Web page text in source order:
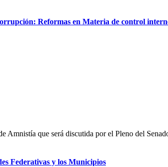
Reformas en Materia de control
Amnistía que será discutida por el Pleno del
Federativas y los Municipios